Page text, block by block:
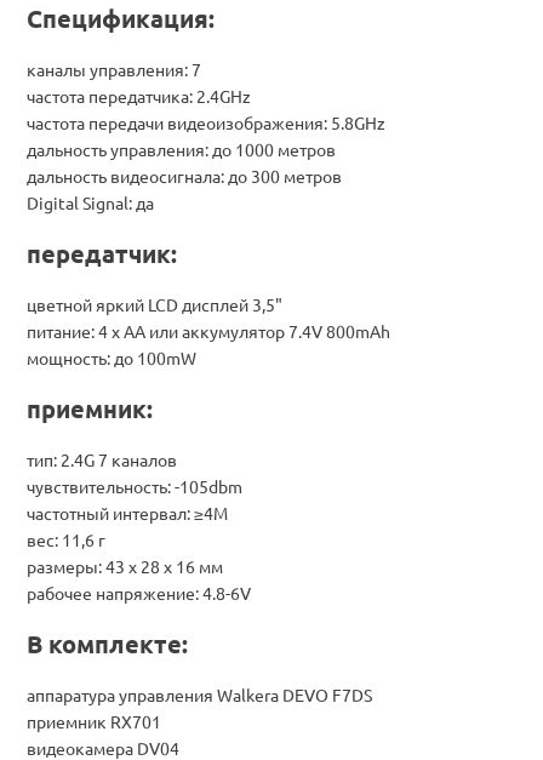
Спецификация:
каналы управления: 7
частота передатчика: 2.4GHz
частота передачи видеоизображения: 5.8GHz
дальность управления: до 1000 метров
дальность видеосигнала: до 300 метров
Digital Signal: да
передатчик:
цветной яркий LCD дисплей 3,5"
питание: 4 х AA или аккумулятор 7.4V 800mAh
мощность: до 100mW
приемник:
тип: 2.4G 7 каналов
чувствительность: -105dbm
частотный интервал: ≥4M
вес: 11,6 г
размеры: 43 x 28 x 16 мм
рабочее напряжение: 4.8-6V
В комплекте:
аппаратура управления Walkera DEVO F7DS
приемник RX701
видеокамера DV04